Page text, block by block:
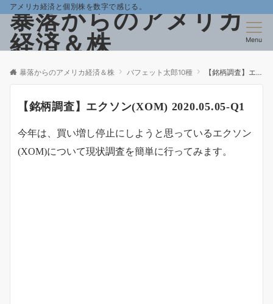
アメリカ経済と個別株を数字で感じる。
暴落からのアメリカ
経済＆株
Menu
暴落からのアメリカ経済＆株 バフェット太郎10種 【銘柄調査】エクソン(XOM) 2020.05.05-Q1
【銘柄調査】エクソン(XOM) 2020.05.05-Q1
今年は、買い増し停止にしようと思っているエクソン
(XOM)について現状調査を簡単に行ってみます。